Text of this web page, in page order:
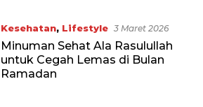
Kesehatan, Lifestyle 3 Maret 2026
Minuman Sehat Ala Rasulullah
untuk Cegah Lemas di Bulan
Ramadan